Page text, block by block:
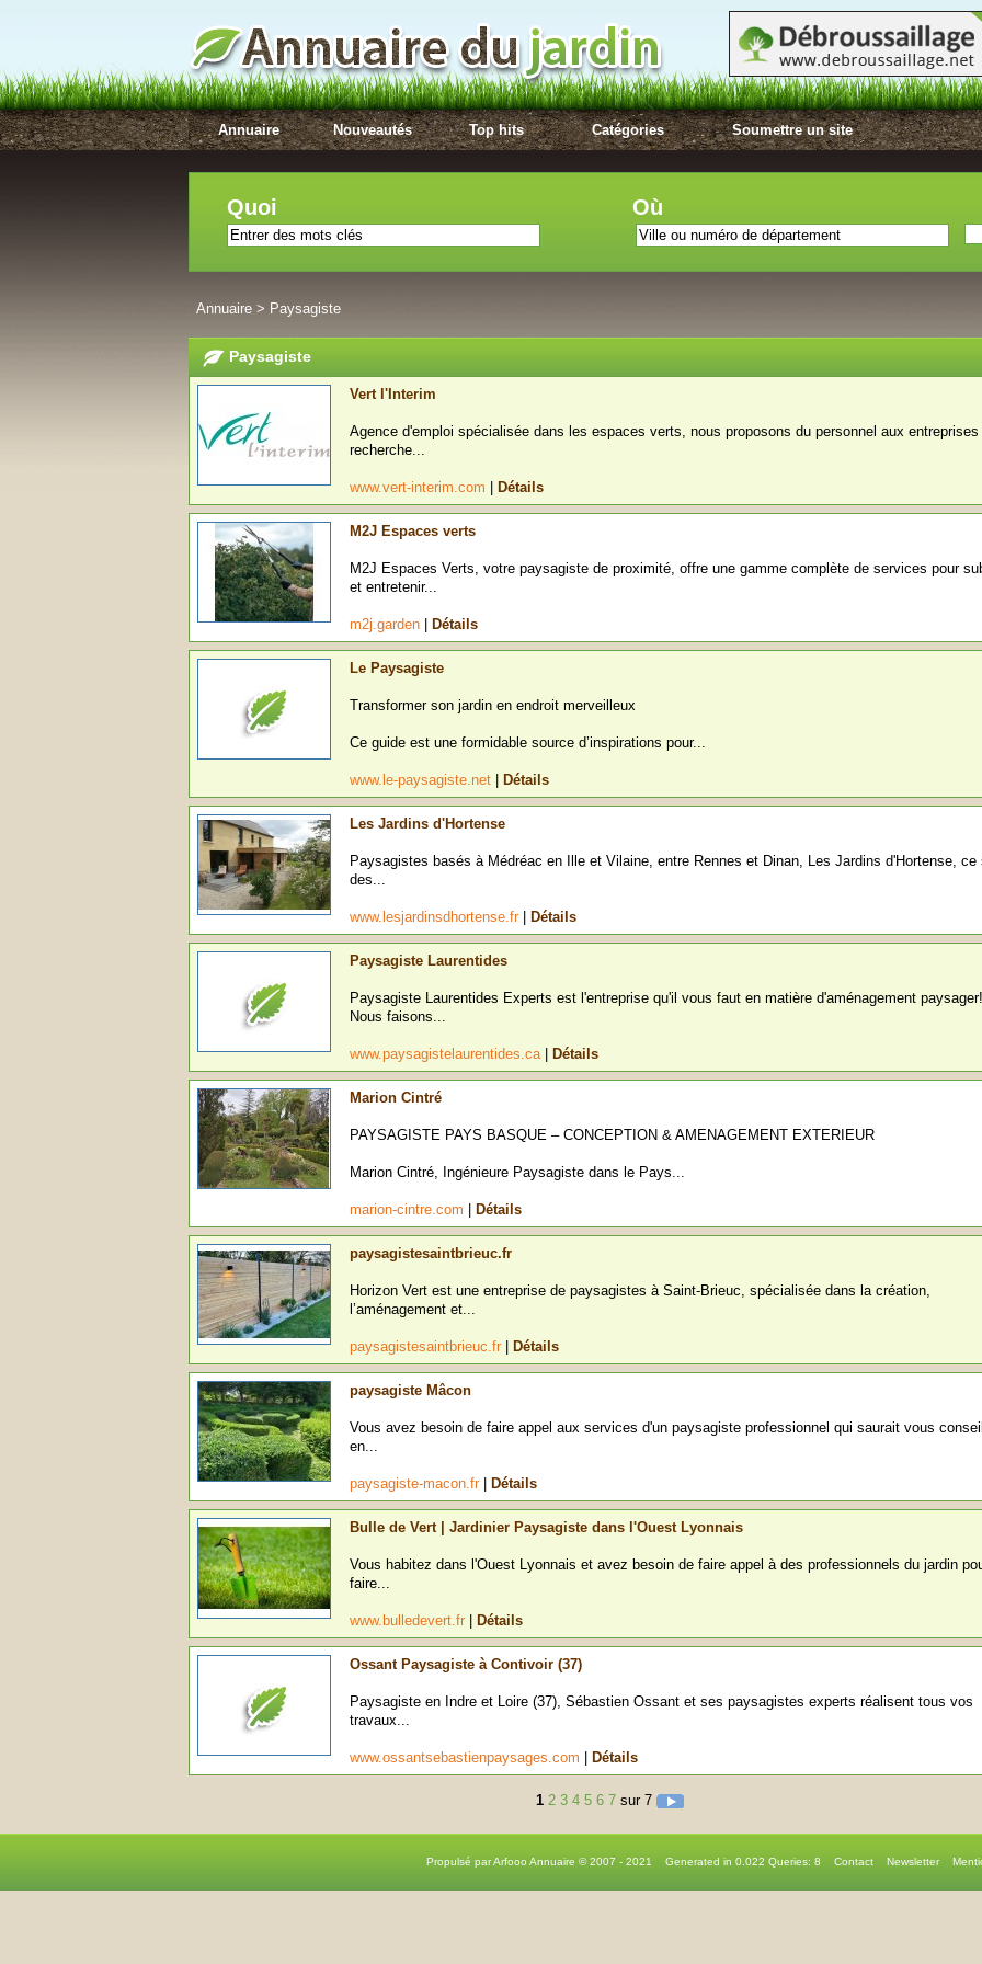
Annuaire Nouveautés Top hits Catégories Soumettre un site
Quoi Où
Annuaire > Paysagiste
Paysagiste
Vert l'Interim
Agence d'emploi spécialisée dans les espaces verts, nous proposons du personnel aux entreprises
recherche...
www.vert-interim.com Détails
M2J Espaces verts
M2J Espaces Verts, votre paysagiste de proximité, offre une gamme complète de services pour
et entretenir...
m2j.garden Détails
Le Paysagiste
Transformer son jardin en endroit merveilleux
Ce guide est une formidable source d’inspirations pour...
www.le-paysagiste.net Détails
Les Jardins d'Hortense
Paysagistes basés à Médréac en Ille et Vilaine, entre Rennes et Dinan, Les Jardins d'Hortense, ce
des...
www.lesjardinsdhortense.fr Détails
Paysagiste Laurentides
Paysagiste Laurentides Experts est l'entreprise qu'il vous faut en matière d'aménagement paysager!
Nous faisons...
www.paysagistelaurentides.ca Détails
Marion Cintré
PAYSAGISTE PAYS BASQUE – CONCEPTION & AMENAGEMENT EXTERIEUR
Marion Cintré, Ingénieure Paysagiste dans le Pays...
marion-cintre.com Détails
paysagistesaintbrieuc.fr
Horizon Vert est une entreprise de paysagistes à Saint-Brieuc, spécialisée dans la création,
l’aménagement et...
paysagistesaintbrieuc.fr Détails
paysagiste Mâcon
Vous avez besoin de faire appel aux services d'un paysagiste professionnel qui saurait vous
en...
paysagiste-macon.fr Détails
Bulle de Vert | Jardinier Paysagiste dans l'Ouest Lyonnais
Vous habitez dans l'Ouest Lyonnais et avez besoin de faire appel à des professionnels du jardin
faire...
www.bulledevert.fr Détails
Ossant Paysagiste à Contivoir (37)
Paysagiste en Indre et Loire (37), Sébastien Ossant et ses paysagistes experts réalisent tous vos
travaux...
www.ossantsebastienpaysages.com Détails
1 2 3 4 5 6 7sur 7
Propulsé par Arfooo Annuaire © 2007 - 2021 Generated in 0.022 Queries: 8 Contact Newsletter